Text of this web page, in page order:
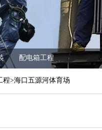
配电箱工程
程>海口五源河体育场